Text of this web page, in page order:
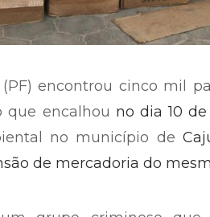
encontrou cinco mil
que encalhou no dia 10
no município de
de mercadoria do